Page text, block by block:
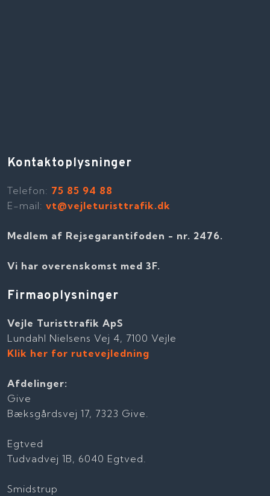
offentliggøre, at vi havde vundet tre ud af
syv pakker i Vejle Kommunes udbud af
visiteret minibuskørsel. Desværre betød
kørsel med mennesker, der arbejder på
Vejle Kommunes beskæftigelsestilbud
Karriereværkstedet.
Læs hele
nyheden
Kontaktoplysninger
Telefon​: 75 85 94 88
E-mail:vt@vejleturisttrafik.dk
Medlem af Rejsegarantifoden - nr. 2476​​.
Vi har overenskomst med 3F.
Firmaoplysninger
Vejle Turisttrafik ApS
Lundahl Nielsens Vej 4, 7100 Vejle
Klik her for rutevejledning
Afdelinger:
Give
Bæksgårdsvej 17, 7323 Give.
Egtved
Tudvadvej 1B, 6040 Egtved.
Smidstrup